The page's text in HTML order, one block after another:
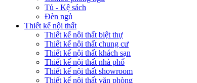
Tủ - Kệ sách
Đèn ngủ
Thiết kế nội thất
Thiết kế nội thất biệt thự
Thiết kế nội thất chung cư
Thiết kế nội thất khách sạn
Thiết kế nội thất nhà phố
Thiết kế nội thất showroom
Thiết kế nội thất văn phòng